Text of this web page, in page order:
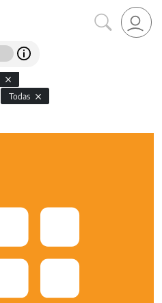
Todas